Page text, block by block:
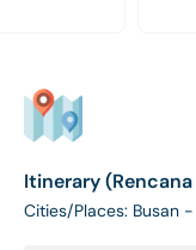
Itinerary
Cities/Places: Busan